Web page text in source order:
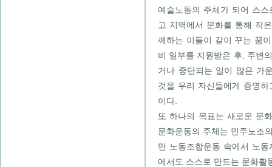
예술노동의 주체가 되어 스
고 지역에서 문화를 통해 작
께하는 이들이 같이 꾸는 꿈
비 일부를 지원받은 후, 주변
거나 중단되는 일이 많은 가
것을 우리 자신들에게 증명
이다.
또 하나의 목표는 새로운 문
문화운동의 주체는 민주노조
만 노동조합운동 속에서 노
에서도 스스로 만드는 문화활